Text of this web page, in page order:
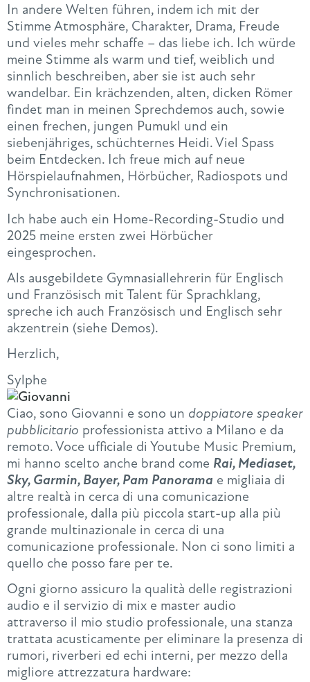
In andere Welten führen, indem ich mit der
Stimme Atmosphäre, Charakter, Drama, Freude
und vieles mehr schaffe – das liebe ich. Ich würde
meine Stimme als warm und tief, weiblich und
sinnlich beschreiben, aber sie ist auch sehr
wandelbar. Ein krächzenden, alten, dicken Römer
findet man in meinen Sprechdemos auch, sowie
einen frechen, jungen Pumukl und ein
siebenjähriges, schüchternes Heidi. Viel Spass
beim Entdecken. Ich freue mich auf neue
Hörspielaufnahmen, Hörbücher, Radiospots und
Synchronisationen.
Ich habe auch ein Home-Recording-Studio und
2025 meine ersten zwei Hörbücher
eingesprochen.
Als ausgebildete Gymnasiallehrerin für Englisch
und Französisch mit Talent für Sprachklang,
spreche ich auch Französisch und Englisch sehr
akzentrein (siehe Demos).
Herzlich,
Sylphe
Ciao, sono Giovanni e sono un doppiatore speaker
pubblicitario professionista attivo a Milano e da
remoto. Voce ufficiale di Youtube Music Premium,
mi hanno scelto anche brand come Rai, Mediaset,
Sky, Garmin, Bayer, Pam Panorama e migliaia di
altre realtà in cerca di una comunicazione
professionale, dalla più piccola start-up alla più
grande multinazionale in cerca di una
comunicazione professionale. Non ci sono limiti a
quello che posso fare per te.
Ogni giorno assicuro la qualità delle registrazioni
audio e il servizio di mix e master audio
attraverso il mio studio professionale, una stanza
trattata acusticamente per eliminare la presenza di
rumori, riverberi ed echi interni, per mezzo della
migliore attrezzatura hardware: